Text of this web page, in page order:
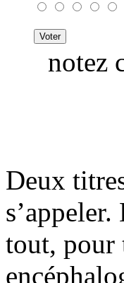
notez
Deux
tout, pour